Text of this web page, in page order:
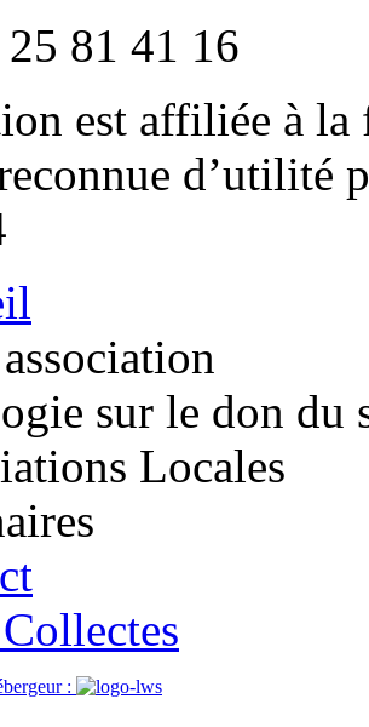
81 41 16
est affiliée à
d’utilité
sur le don du
Locales
: